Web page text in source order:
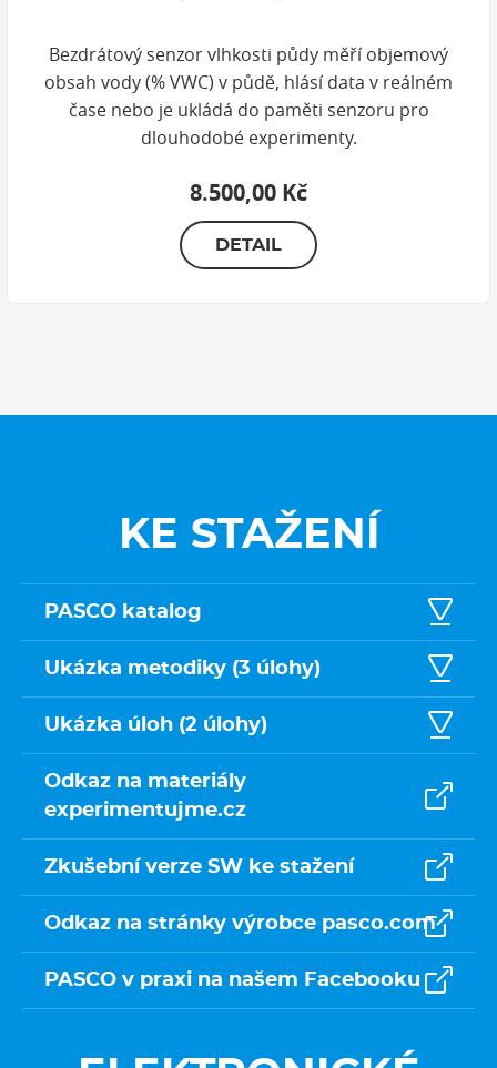
Bezdrátový senzor vlhkosti půdy měří objemový
obsah vody (% VWC) v půdě, hlásí data v reálném
čase nebo je ukládá do paměti senzoru pro
dlouhodobé experimenty.
8.500,00 Kč
DETAIL
KE STAŽENÍ
PASCO katalog
Ukázka metodiky (3 úlohy)
Ukázka úloh (2 úlohy)
Odkaz na materiály
experimentujme.cz
Zkušební verze SW ke stažení
Odkaz na stránky výrobce pasco.com
PASCO v praxi na našem Facebooku